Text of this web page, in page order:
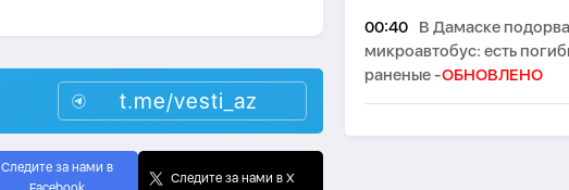
t.me/vesti_az
Следите за нами в
Следите за нами в X
00:40
В Дамаске
микроавтобус: есть
раненые -ОБНОВЛЕНО
00:29 Два взрыва